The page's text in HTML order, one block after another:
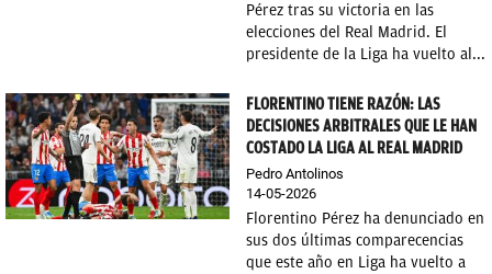
Pérez tras su victoria en las
elecciones del Real Madrid. El
presidente de la Liga ha vuelto al...
FLORENTINO TIENE RAZÓN: LAS
DECISIONES ARBITRALES QUE LE HAN
COSTADO LA LIGA AL REAL MADRID
Pedro Antolinos
14-05-2026
Florentino Pérez ha denunciado en
sus dos últimas comparecencias
que este año en Liga ha vuelto a